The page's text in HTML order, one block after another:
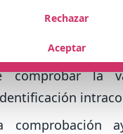
el
Exchange
habilitada por la
comprobar la
comprobación
Rechazar
Aceptar